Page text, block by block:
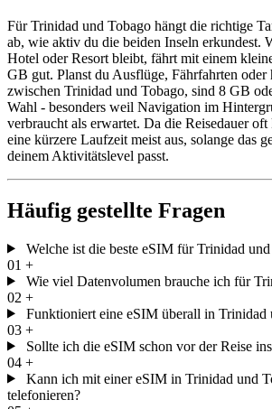
Für Trinidad und Tobago hängt die richtige
ab, wie aktiv du die beiden Inseln erkundest.
Hotel oder Resort bleibt, fährt mit einem
GB gut. Planst du Ausflüge, Fährfahrten oder
zwischen Trinidad und Tobago, sind 8 GB
Wahl - besonders weil Navigation im
verbraucht als erwartet. Da die Reisedauer
eine kürzere Laufzeit meist aus, solange das
deinem Aktivitätslevel passt.
Häufig gestellte Fragen
Welche ist die beste eSIM für Trinidad
01 +
Wie viel Datenvolumen brauche ich für
02 +
Funktioniert eine eSIM überall in Trinidad
03 +
Sollte ich die eSIM schon vor der Reise
04 +
Kann ich mit einer eSIM in Trinidad und
telefonieren?